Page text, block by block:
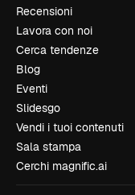
Recensioni
Lavora con noi
Cerca tendenze
Blog
Eventi
Slidesgo
Vendi i tuoi contenuti
Sala stampa
Cerchi magnific.ai